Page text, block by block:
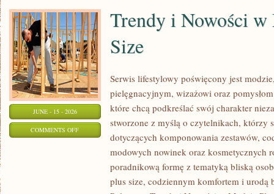
JUNE - 15 - 2026
COMMENTS OFFON
Trendy i Nowości w
Size
Serwis lifestylowy poświęcony jest
pielęgnacyjnym, wizażowi oraz
które chcą podkreślać swój charakter
stworzone z myślą o czytelnikach, którzy
dotyczących komponowania zestawów,
modowych nowinek oraz kosmetycznych
poradnikową formę z tematyką bliską
plus size, codziennym komfortem i urodą